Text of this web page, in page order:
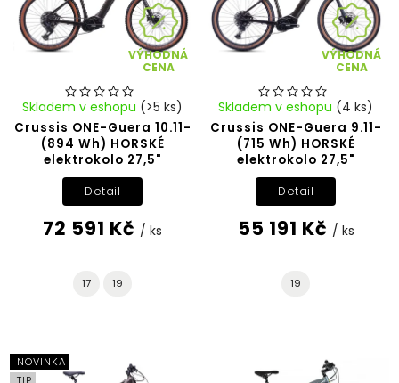
VÝHODNÁ
CENA
Crussis ONE-Guera 10.11-
(894 Wh) HORSKÉ
elektrokolo 27,5"
Skladem v eshopu (>5 ks)
72 591 Kč / ks
Detail
17 19
VÝHODNÁ
CENA
Crussis ONE-Guera 9.11-
(715 Wh) HORSKÉ
elektrokolo 27,5"
Skladem v eshopu (4 ks)
55 191 Kč / ks
Detail
19
NOVINKA
TIP